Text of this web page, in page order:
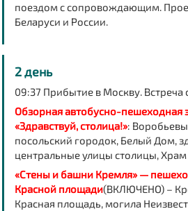
поездомс сопровождающим.
Беларуси и России.
2 день
09:37 Прибытие в Москву. Встреча
Обзорная автобусно-пешеходная
«Здравствуй, столица!»:
посольский городок, Белый Дом,
центральные улицы столицы, Храм
«Стены и башни Кремля» —
Красной площади(ВКЛЮЧЕНО) –
Красная площадь, могила